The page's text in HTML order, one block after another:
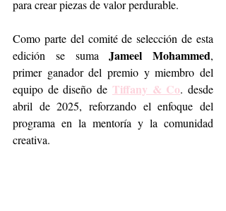
para crear piezas de valor perdurable.
Como parte del comité de selección de esta
edición se suma Jameel Mohammed,
primer ganador del premio y miembro del
equipo de diseño de Tiffany & Co. desde
abril de 2025, reforzando el enfoque del
programa en la mentoría y la comunidad
creativa.